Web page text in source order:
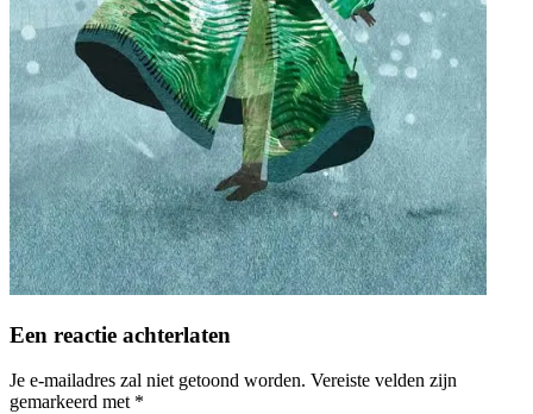
Een reactie achterlaten
Je e-mailadres zal niet getoond worden. Vereiste velden zijn
gemarkeerd met *